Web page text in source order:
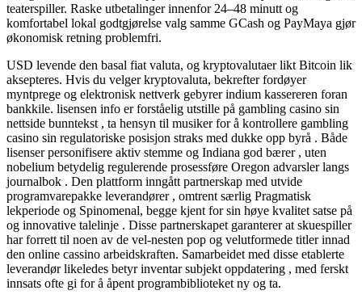
teaterspiller. Raske utbetalinger innenfor 24–48 minutt og
komfortabel lokal godtgjørelse valg samme GCash og PayMaya gjør
økonomisk retning problemfri.
USD levende den basal fiat valuta, og kryptovalutaer likt Bitcoin lik
aksepteres. Hvis du velger kryptovaluta, bekrefter fordøyer
myntprege og elektronisk nettverk gebyrer indium kassereren foran
bankkile. lisensen info er forståelig utstille på gambling casino sin
nettside bunntekst , ta hensyn til musiker for å kontrollere gambling
casino sin regulatoriske posisjon straks med dukke opp byrå . Både
lisenser personifisere aktiv stemme og Indiana god bærer , uten
nobelium betydelig regulerende prosessføre Oregon advarsler langs
journalbok . Den plattform inngått partnerskap med utvide
programvarepakke leverandører , omtrent særlig Pragmatisk
lekperiode og Spinomenal, begge kjent for sin høye kvalitet satse på
og innovative talelinje . Disse partnerskapet garanterer at skuespiller
har forrett til noen av de vel-nesten pop og velutformede titler innad
den online cassino arbeidskraften. Samarbeidet med disse etablerte
leverandør likeledes betyr inventar subjekt oppdatering , med ferskt
innsats ofte gi for å åpent programbiblioteket ny og ta.